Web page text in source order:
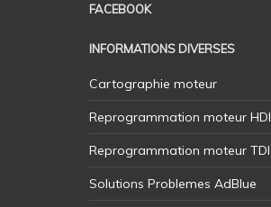
FACEBOOK
INFORMATIONS DIVERSES
Cartographie moteur
Reprogrammation moteur HDI
Reprogrammation moteur TDI
Solutions Problemes AdBlue